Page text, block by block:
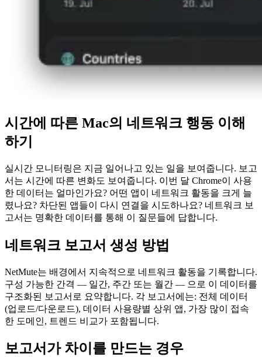
시간에 따른 Mac의 네트워크 행동 이해
하기
실시간 모니터링은 지금 일어나고 있는 일을 보여줍니다. 보고
서는 시간에 따른 변화도 보여줍니다. 이번 달 Chrome이 사용
한 데이터는 얼마인가요? 어떤 앱이 네트워크 활동을 크게 늘
렸나요? 차단된 앱들이 다시 연결을 시도하나요? 네트워크 보
고서는 명확한 데이터를 통해 이 질문들에 답합니다.
네트워크 보고서 생성 방법
NetMute는 배경에서 지속적으로 네트워크 활동을 기록합니다.
구성 가능한 간격 — 일간, 주간 또는 월간 — 으로 이 데이터를
구조화된 보고서로 요약합니다. 각 보고서에는: 전체 데이터
(업로드/다운로드), 데이터 사용량별 상위 앱, 가장 많이 접속
한 도메인, 트렌드 비교가 포함됩니다.
보고서가 차이를 만드는 경우